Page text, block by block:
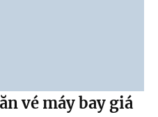
vé máy bay giá